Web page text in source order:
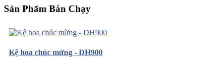
Sản Phẩm Bán Chạy
Kệ hoa chúc mừng - DH900